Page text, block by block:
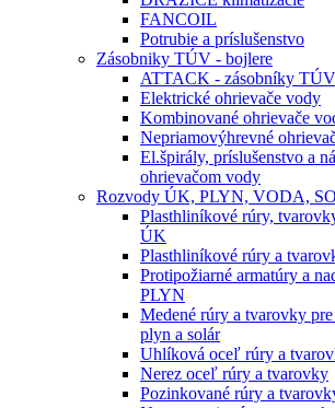
FANCOIL
Potrubie a príslušenstvo
Zásobniky TÚV - bojlere
ATTACK - zásobníky TÚV
Elektrické ohrievače vody
Kombinované ohrievače
Nepriamovýhrevné
El.špirály, príslušenstvo a
ohrievačom vody
Rozvody ÚK, PLYN, VODA,
Plasthliníkové rúry,
ÚK
Plasthliníkové rúry a
Protipožiarné armatúry a
PLYN
Medené rúry a tvarovky
plyn a solár
Uhlíková oceľ rúry a
Nerez oceľ rúry a tvarovky
Pozinkované rúry a